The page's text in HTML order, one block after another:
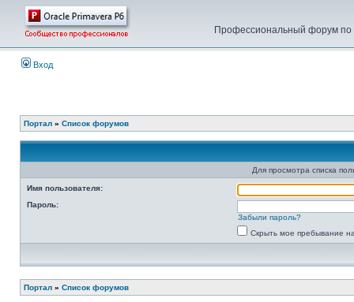
Профессиональный форум по
Вход
Портал » Список форумов
Для просмотра списка
Имя пользователя:
Пароль:
Забыли пароль?
Скрыть мое пребывание
Портал » Список форумов